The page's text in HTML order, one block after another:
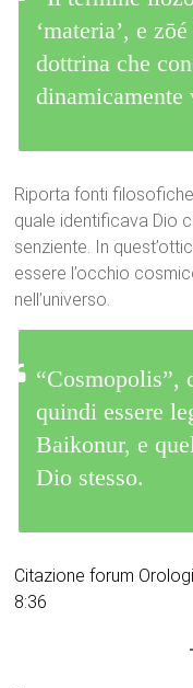
‘materia’, e
dottrina che
Riporta fonti
quale identificava Dio
senziente. In
essere l’occhio
nell’universo.
“Cosmopolis”,
quindi essere
Baikonur, e
Dio stesso.
Citazione forum
8:36